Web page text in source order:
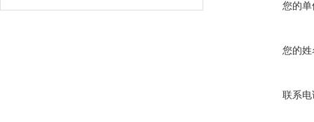
您的单
您的姓
联系电